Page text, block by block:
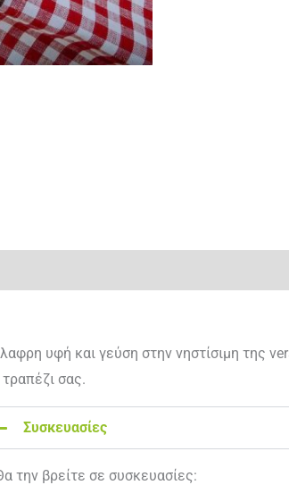
υφή και γεύση στην νηστίσιμη της
σας.
Συσκευασίες
την βρείτε σε συσκευασίες: